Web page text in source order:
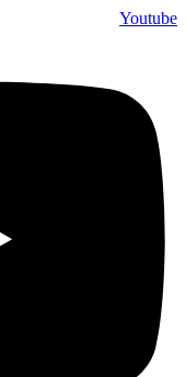
Youtube